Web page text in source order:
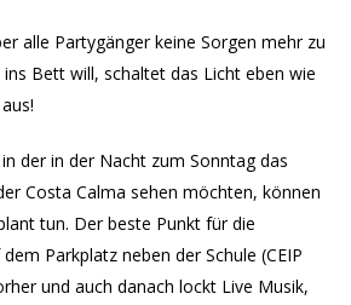
alle Partygänger keine Sorgen mehr zu
Bett will, schaltet das Licht eben wie
der in der Nacht zum Sonntag das
Costa Calma sehen möchten, können
tun. Der beste Punkt für die
Parkplatz neben der Schule (CEIP
und auch danach lockt Live Musik,